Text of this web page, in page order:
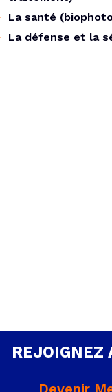
La santé
La défense et la
REJOIGNEZ
Devenir